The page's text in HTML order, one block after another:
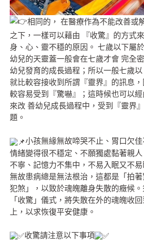
相同的， 在醫療作為不能改善或
之下，一樣可以藉由 『收驚』的方式
身、心、靈不穩的原因。 七歲以下屬
幼兒的天靈蓋一般會在七歲才會 完全
幼兒發育的成長過程；所以一般七歲
就比較容接收到所謂『靈界』的訊息
較容易受到『驚嚇』；這時候也可以經
來改 善幼兒成長過程中，受到『靈界
題。
小孩無緣無故啼哭不止、胃口欠佳
情緒變得很不穩定、不願獨處黏著親
不寧、記憶力不集中，不易入眠又不
無故患病總是無法根治，這都是「拍
犯煞」，以致於魂魄離身失散的癥候
「收驚」儀式，將失散在外的魂魄收
上，以求恢復平安健康。
收驚請注意以下事項